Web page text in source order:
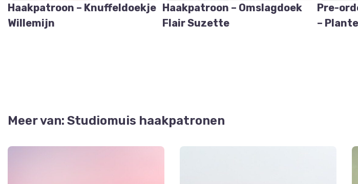
Haakpatroon – Knuffeldoekje
Willemijn
Haakpatroon – Omslagdoek
Flair Suzette
Pre-
–
Meer van: Studiomuis haakpatronen